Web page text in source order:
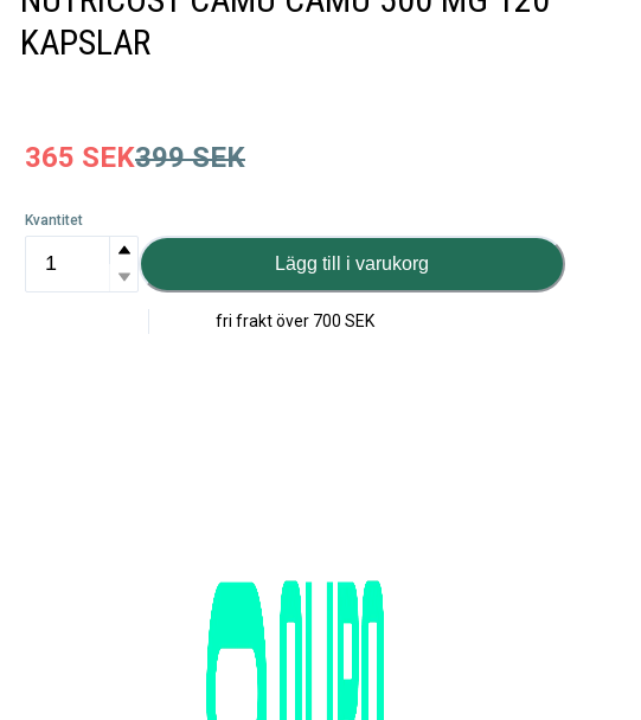
KAPSLAR
365 SEK399 SEK
Kvantitet
Lägg till i varukorg
fri frakt över 700 SEK